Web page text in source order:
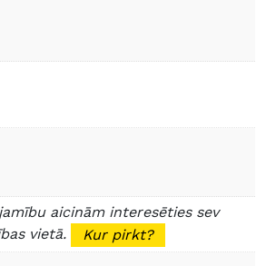
aicinām interesēties sev
vietā.
Kur pirkt?